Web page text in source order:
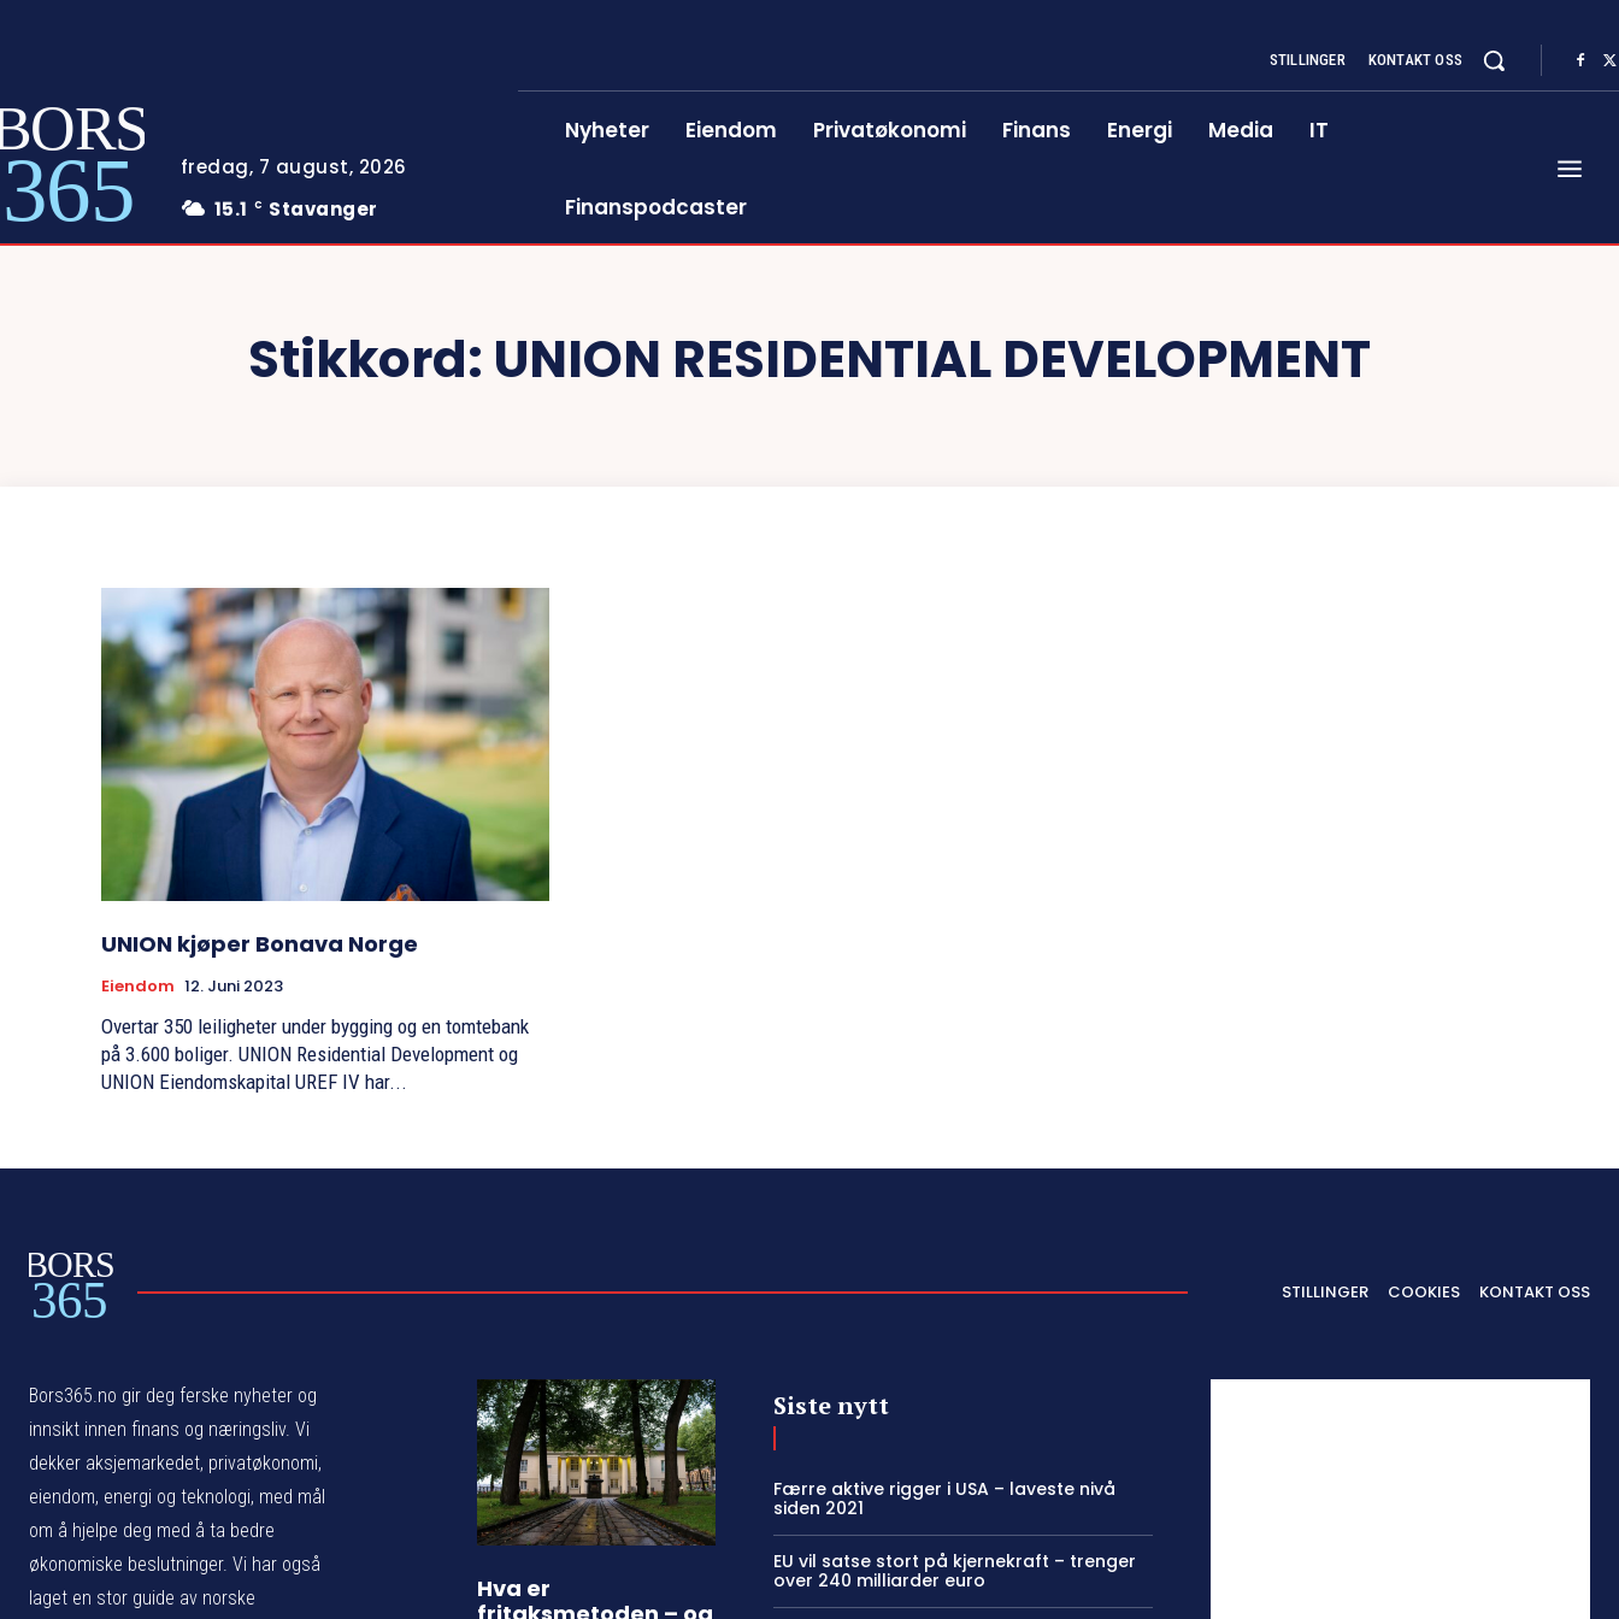
365
fredag, 7 august, 2026
15.1
C Stavanger
STILLINGER KONTAKT OSS
Nyheter Eiendom Privatøkonomi Finans Energi Media IT
Finanspodcaster
Stikkord: UNION RESIDENTIAL DEVELOPMENT
UNION kjøper Bonava Norge
Eiendom 12. Juni 2023
Overtar 350 leiligheter under bygging og en tomtebank
på 3.600 boliger. UNION Residential Development og
UNION Eiendomskapital UREF IV har...
BORS
365 STILLINGER COOKIES KONTAKT OSS
Bors365.no gir deg ferske nyheter og
innsikt innen finans og næringsliv. Vi
dekker aksjemarkedet, privatøkonomi,
eiendom, energi og teknologi, med mål
om å hjelpe deg med å ta bedre
økonomiske beslutninger. Vi har også
laget en stor guide av norske
Hva er
Siste nytt
Færre aktive rigger i USA – laveste nivå
siden 2021
EU vil satse stort på kjernekraft – trenger
over 240 milliarder euro